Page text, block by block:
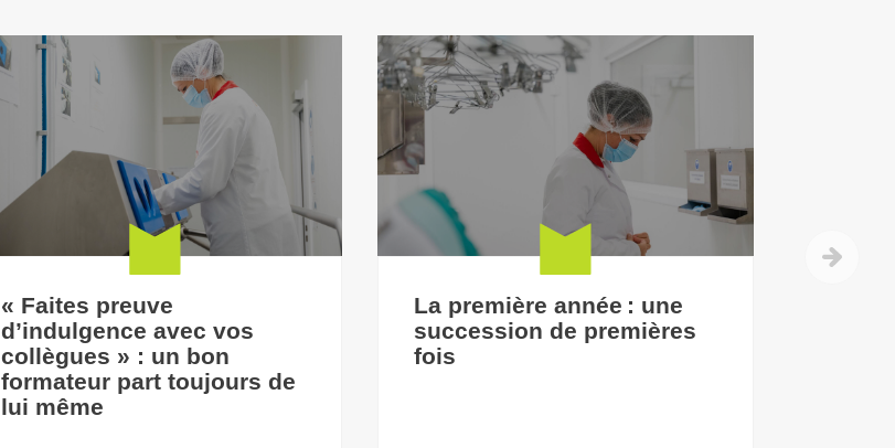
« Faites preuve
d’indulgence avec vos
collègues » : un bon
formateur part toujours de
lui même
La première année : une
succession de premières
fois